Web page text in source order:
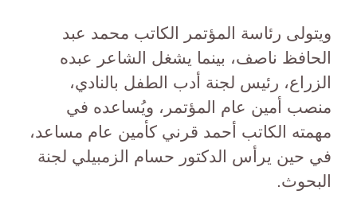
ويتولى رئاسة المؤتمر الكاتب محمد عبد
الحافظ ناصف، بينما يشغل الشاعر عبده
الزراع، رئيس لجنة أدب الطفل بالنادي،
منصب أمين عام المؤتمر، ويُساعده في
مهمته الكاتب أحمد قرني كأمين عام مساعد،
في حين يرأس الدكتور حسام الزمبيلي لجنة
البحوث.